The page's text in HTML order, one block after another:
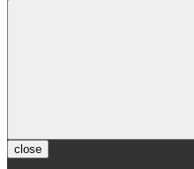
close